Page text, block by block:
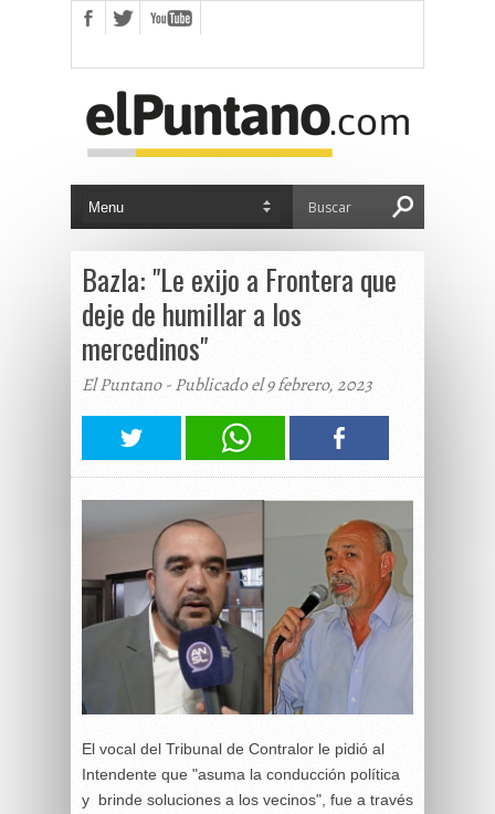
Bazla: "Le exijo a Frontera que
deje de humillar a los
mercedinos"
El Puntano - Publicado el 9 febrero, 2023
El vocal del Tribunal de Contralor le pidió al
Intendente que "asuma la conducción política
y brinde soluciones a los vecinos", fue a través